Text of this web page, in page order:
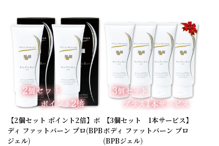
【2個セット ポイント2倍】ボ
ディ ファットバーン プロ(BPB
ジェル)
【3個セット 1本サービス】
ボディ ファットバーン プロ
(BPBジェル)